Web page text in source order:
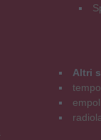
Altri